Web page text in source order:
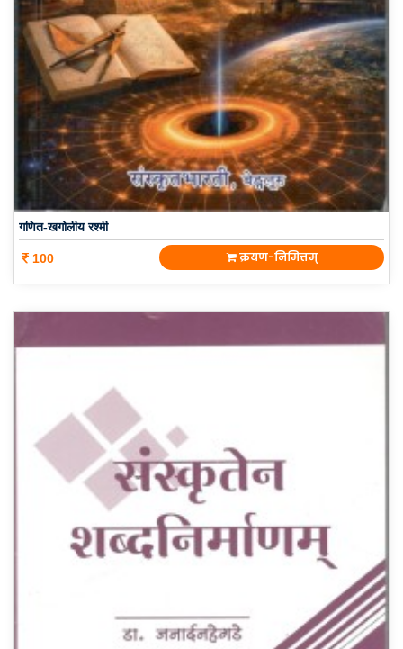
गणित-खगोलीय रश्मी
100 क्रयण-निमित्तम्